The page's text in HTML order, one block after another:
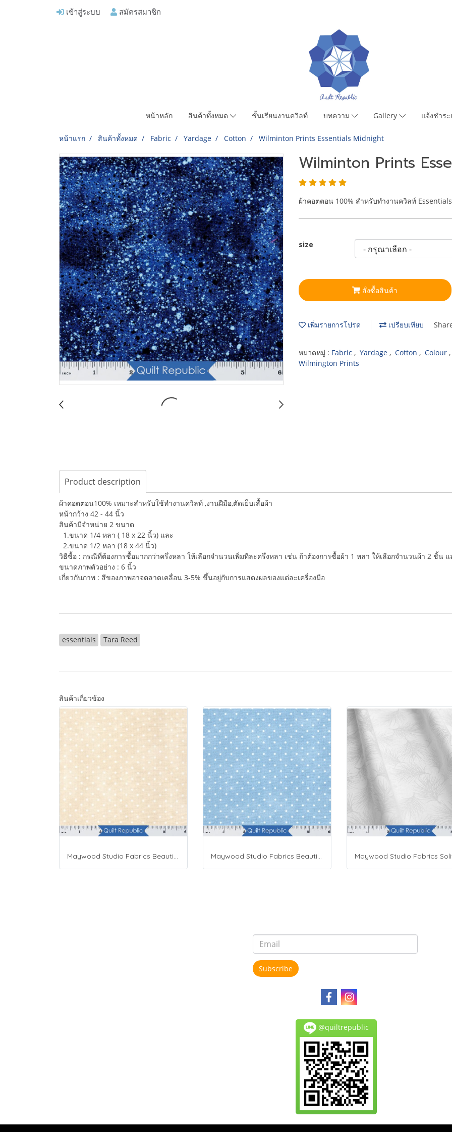
เข้าสู่ระบบ สมัครสมาชิก
หน้าหลัก สินค้าทั้งหมด ชั้นเรียนงานควิลท์ บทความ Gallery แจ้งชำระ
หน้าแรก สินค้าทั้งหมด Fabric Yardage Cotton Wilminton Prints Essentials Midnight
Wilminton Prints
ผ้าคอตตอน 100% สำหรับทำงานควิลท์
size
สั่งซื้อสินค้า
เพิ่มรายการโปรด เปรียบเทียบ
หมวดหมู่ : Fabric , Yardage , Cotton , Colour ,
Wilmington Prints
Product description
ผ้าคอตตอน100% เหมาะสำหรับใช้ทำงานควิลท์ ,งานฝีมือ,ตัดเย็บเสื้อผ้า
หน้ากว้าง 42 - 44 นิ้ว
สินค้ามีจำหน่าย 2 ขนาด
1.ขนาด 1/4 หลา ( 18 x 22 นิ้ว) และ
2.ขนาด 1/2 หลา (18 x 44 นิ้ว)
วิธีซื้อ : กรณีที่ต้องการซื้อมากกว่าครึ่งหลา ให้เลือกจำนวนเพิ่มทีละครึ่งหลา เช่น ถ้าต้องการซื้อผ้า 1 หลา ให้เลือกจำนวนผ้า 2 ชิ้น
ขนาดภาพตัวอย่าง : 6 นิ้ว
เกี่ยวกับภาพ : สีของภาพอาจตลาดเคลื่อน 3-5% ขึ้นอยู่กับการแสดงผลของแต่ละเครื่องมือ
essentials Tara Reed
สินค้าเกี่ยวข้อง
Maywood Studio Fabrics Beautiful Basics Cream Maywood Studio Fabrics Beautiful Basics Blue
Subscribe
@quiltrepublic